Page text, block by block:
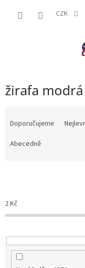
CZK
žirafa modrá
o
d
k
t
Doporučujeme
Abecedně
2Kč